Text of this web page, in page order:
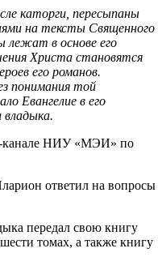
каторги, пересыпаны
на тексты Священного
лежат в основе его
Христа становятся
его романов.
понимания той
Евангелие в его
канале НИУ «МЭИ» по
ответил на вопросы
передал свою книгу
томах, а также книгу